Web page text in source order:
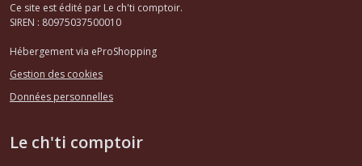
Ce site est édité par Le ch'ti comptoir.
SIREN : 80975037500010
Hébergement via eProShopping
Gestion des cookies
Données personnelles
Le ch'ti comptoir